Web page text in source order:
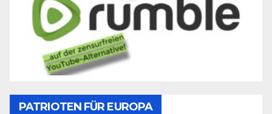
PATRIOTEN FÜR EUROPA